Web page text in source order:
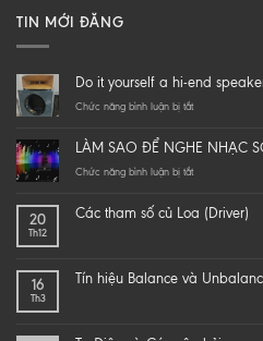
TIN MỚI ĐĂNG
Do it yourself a hi-end
Chức năng bình luận bị tắtở
yourself
a
speaker
loa
LÀM SAO ĐỂ NGHE NHẠC
Chức năng bình luận bị tắtở
ĐỂ
CHẤT
20
Th12
Các tham số củ Loa (Driver)
16
Th3
Tín hiệu Balance và